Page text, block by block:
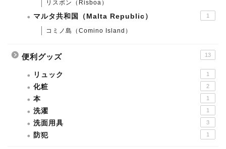
リスボン（Risboa）
マルタ共和国（Malta Republic） 1
コミノ島（Comino Island）
便利グッズ 13
リュック 1
化粧 2
本 1
洗濯 1
洗面用具 3
防犯 1